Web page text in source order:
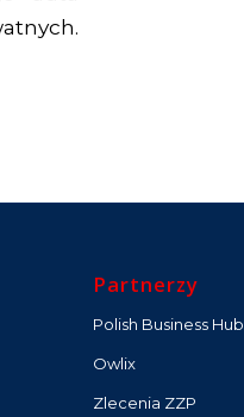
Partnerzy
Polish Business Hub
Owlix
Zlecenia ZZP